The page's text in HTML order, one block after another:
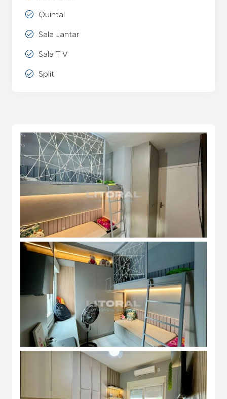
Quintal
Sala Jantar
Sala T V
Split